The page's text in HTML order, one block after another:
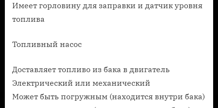
Имеет горловину для заправки и датчик уровня
топлива
Топливный насос
Доставляет топливо из бака в двигатель
Электрический или механический
Может быть погружным (находится внутри бака)